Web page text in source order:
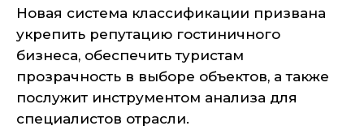
Новая система классификации призвана
укрепить репутацию гостиничного
бизнеса, обеспечить туристам
прозрачность в выборе объектов, а также
послужит инструментом анализа для
специалистов отрасли.